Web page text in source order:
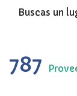
Buscas un
787